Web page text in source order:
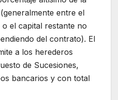
entre el
el capital restante no
del contrato). El
a los herederos
de Sucesiones,
bancarios y con total